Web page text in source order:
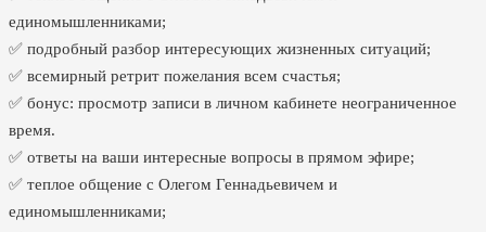
единомышленниками;
✅ подробный разбор интересующих жизненных ситуаций;
✅ всемирный ретрит пожелания всем счастья;
✅ бонус: просмотр записи в личном кабинете неограниченное
время.
✅ ответы на ваши интересные вопросы в прямом эфире;
✅ теплое общение с Олегом Геннадьевичем и
единомышленниками;